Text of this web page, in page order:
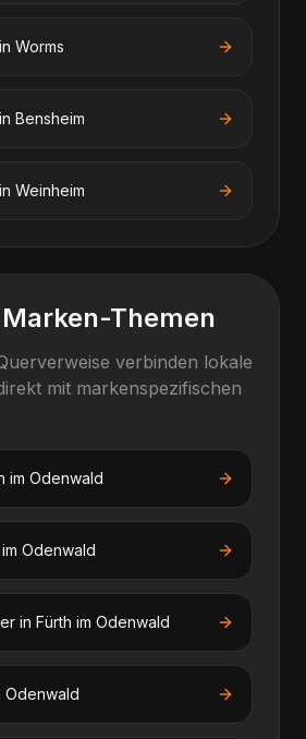
in Worms
in Bensheim
in Weinheim
Themen
verbinden lokale
mit markenspezifischen
im Odenwald
Odenwald
in Fürth im Odenwald
Odenwald